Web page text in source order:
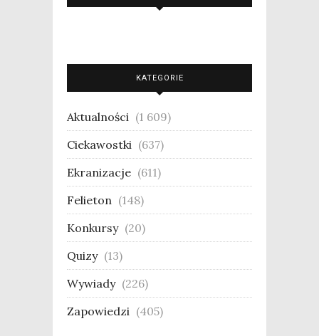
KATEGORIE
Aktualności (1 609)
Ciekawostki (637)
Ekranizacje (611)
Felieton (148)
Konkursy (20)
Quizy (13)
Wywiady (226)
Zapowiedzi (405)